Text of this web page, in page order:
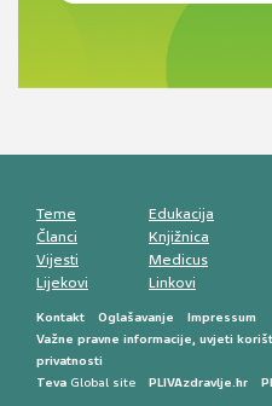
Novi pogled na
razlike i nove terapije
smetnji do rane
Antikoagulansi u
Teme
Članci
Vijesti
Lijekovi
Edukacija
Knjižnica
Medicus
Linkovi
Kontakt Oglašavanje
Impressum
Važne pravne informacije, uvjeti
privatnosti
Teva Global site PLIVAzdravlje.hr